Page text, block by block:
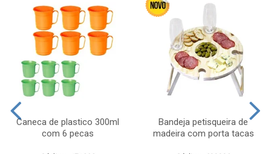
Caneca de plastico 300ml
com 6 pecas
Bandeja petisqueira de
madeira com porta tacas